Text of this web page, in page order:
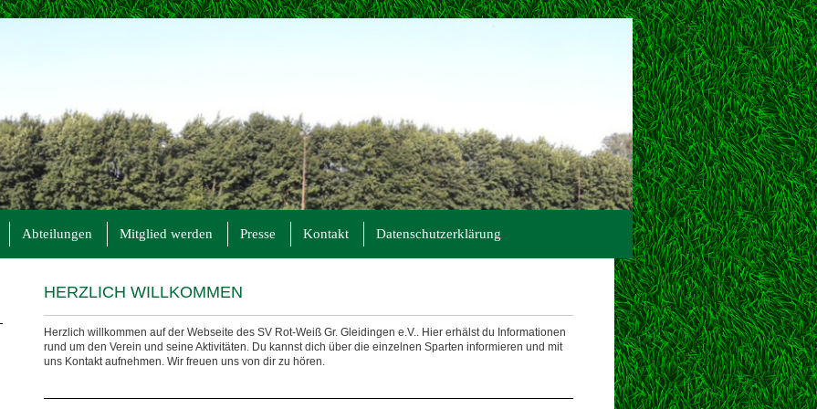
Abteilungen Mitglied werden Presse Kontakt Datenschutzerklärung
HERZLICH WILLKOMMEN
Herzlich willkommen auf der Webseite des SV Rot-Weiß Gr. Gleidingen e.V.. Hier erhälst du Informationen
rund um den Verein und seine Aktivitäten. Du kannst dich über die einzelnen Sparten informieren und mit
uns Kontakt aufnehmen. Wir freuen uns von dir zu hören.